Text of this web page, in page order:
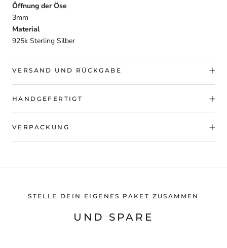
Öffnung der Öse
3mm
Material
925k Sterling Silber
VERSAND UND RÜCKGABE
HANDGEFERTIGT
VERPACKUNG
STELLE DEIN EIGENES PAKET ZUSAMMEN
UND SPARE